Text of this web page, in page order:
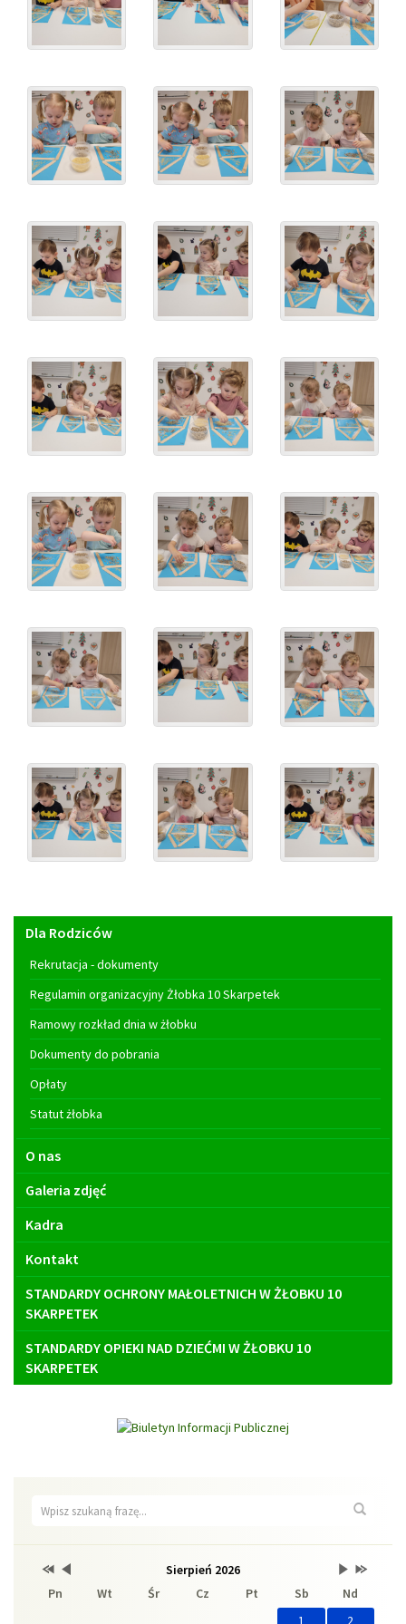
Menu
główne
Dla Rodziców
Rekrutacja - dokumenty
Regulamin organizacyjny Żłobka 10 Skarpetek
Ramowy rozkład dnia w żłobku
Dokumenty do pobrania
Opłaty
Statut żłobka
O nas
Galeria zdjęć
Kadra
Kontakt
STANDARDY OCHRONY MAŁOLETNICH W ŻŁOBKU 10
SKARPETEK
STANDARDY OPIEKI NAD DZIEĆMI W ŻŁOBKU 10
SKARPETEK
Wyszukiwarka
Kalendarz Lista
wydarzeń
Sierpień 2026Brak
w
Przestaw
na
Przestaw
na
Przestaw
na
Wrzesień
2026
Przestaw
na
Sierpień
2027
Pn Wt Śr Cz Pt Sb
Nd
1
2